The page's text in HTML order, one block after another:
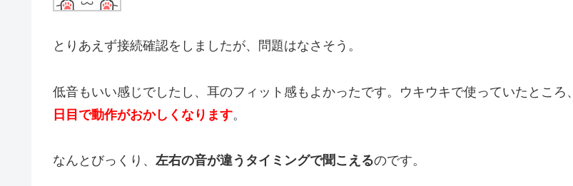
とりあえず接続確認をしましたが、問題はなさそう。
低音もいい感じでしたし、耳のフィット感もよかったです。ウキウキで使っていたところ、
日目で動作がおかしくなります。
なんとびっくり、 左右の音が違うタイミングで聞こえるのです。